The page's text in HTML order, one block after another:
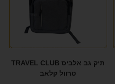
תיק גב אלביס TRAVEL CLUB
טרוול קלאב